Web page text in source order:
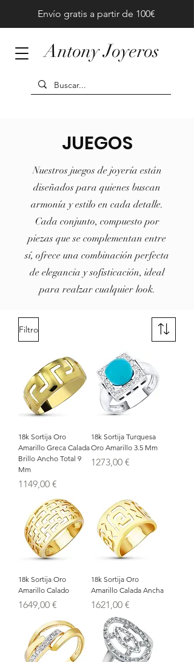
Antony Joyeros
Envío gratis a partir de 100€
JUEGOS
Nuestros juegos de joyería están
diseñados para quienes buscan
armonía y estilo en cada detalle.
Cada conjunto, compuesto por
piezas que se complementan entre
sí, ofrece una combinación perfecta
de elegancia y sofisticación, ideal
para realzar cualquier look.
Filtro
18k Sortija Oro
Amarillo Greca Calada
Brillo Ancho Total 9
Mm
Precio
1149,00 €
18k Sortija Turquesa
Oro Amarillo 3.5 Mm
Precio
1273,00 €
18k Sortija Oro
Amarillo Calado
Precio
1649,00 €
18k Sortija Oro
Amarillo Calada Ancha
Precio
1621,00 €